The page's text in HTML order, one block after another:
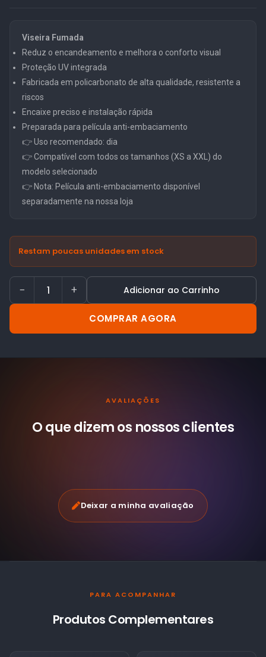
Viseira Fumada
Reduz o encandeamento e melhora o conforto visual
Proteção UV integrada
Fabricada em policarbonato de alta qualidade, resistente a
riscos
Encaixe preciso e instalação rápida
Preparada para película anti-embaciamento
👉 Uso recomendado: dia
👉 Compatível com todos os tamanhos (XS a XXL) do
modelo selecionado
👉 Nota: Película anti-embaciamento disponível
separadamente na nossa loja
Restam poucas unidades em stock
− + Adicionar ao Carrinho
COMPRAR AGORA
AVALIAÇÕES
O que dizem os nossosclientes
Deixar a minha avaliação
PARA ACOMPANHAR
Produtos Complementares